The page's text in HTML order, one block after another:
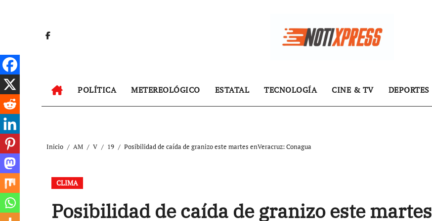
POLÍTICA METEREOLÓGICO ESTATAL TECNOLOGÍA CINE & TV DEPORTES
Inicio AM V 19 Posibilidad de caída de granizo este martes enVeracruz: Conagua
CLIMA
Posibilidad de caída de granizo este martes